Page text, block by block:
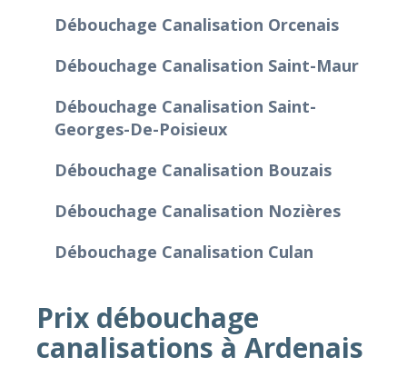
Débouchage Canalisation Orcenais
Débouchage Canalisation Saint-Maur
Débouchage Canalisation Saint-
Georges-De-Poisieux
Débouchage Canalisation Bouzais
Débouchage Canalisation Nozières
Débouchage Canalisation Culan
Prix débouchage
canalisations à Ardenais